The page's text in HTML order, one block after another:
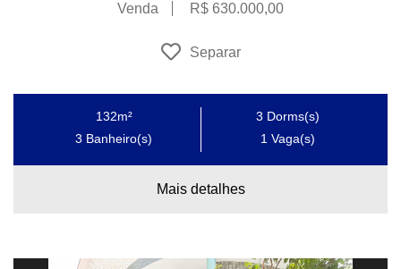
Venda R$ 630.000,00
Separar
132m² 3 Dorms(s)
3 Banheiro(s) 1 Vaga(s)
Mais detalhes